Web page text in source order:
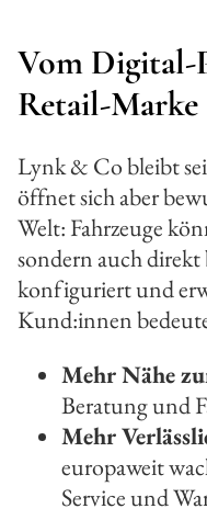
Vom Digital-
Retail-Marke
Lynk & Co bleibt
öffnet sich aber
Welt: Fahrzeuge
sondern auch
konfiguriert und
Kund:innen
Mehr Nähe
Beratung und
Mehr
europaweit
Service und